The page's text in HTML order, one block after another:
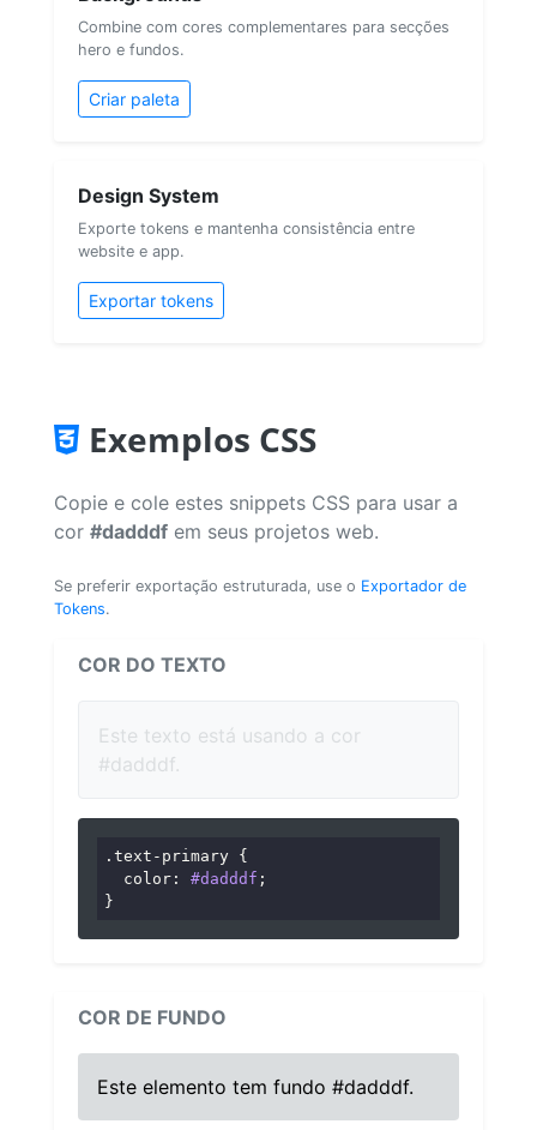
Combine com cores complementares para secções
hero e fundos.
Criar paleta
Design System
Exporte tokens e mantenha consistência entre
website e app.
Exportar tokens
Exemplos CSS
Copie e cole estes snippets CSS para usar a
cor #dadddf em seus projetos web.
Se preferir exportação estruturada, use o Exportador de
Tokens.
COR DO TEXTO
Este texto está usando a cor
#dadddf.
.text-primary {
color : #dadddf ;
}
COR DE FUNDO
Este elemento tem fundo #dadddf.